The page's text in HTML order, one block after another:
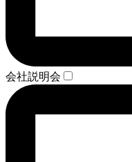
会社説明会